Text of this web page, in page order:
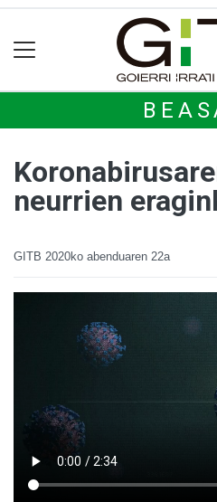
neurrien
GITB 2020ko abenduaren 22a